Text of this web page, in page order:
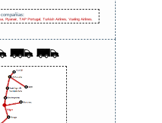
Ryanair, TAP Portugal, Turkish Airlines, Vueling Airlines.